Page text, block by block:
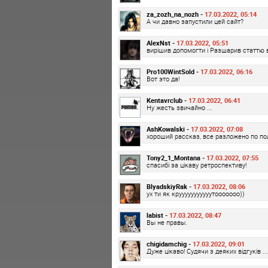
za_zozh_na_nozh - 17.03.2022, 05:14
А чи давно запустили цей сайт?
AlexNst - 17.03.2022, 05:51
вирішив допомогти і Разшарив
Pro100WintSold - 17.03.2022, 06:16
Вот это да!
Kentavrclub - 17.03.2022, 06:41
Ну жесть звичайно ...
AshKowalski - 17.03.2022, 07:08
хороший рассказ, все разложено по
Tony2_1_Montana - 17.03.2022, 07:55
спасибі за цікаву ретроспективу!
BlyadskiyRak - 17.03.2022, 08:06
ух ти як крууууууууууутооооооо))
labist - 17.03.2022, 08:47
Вы не правы.
chigidamchig - 17.03.2022, 09:01
Дуже цікаво! Судячи з деяких відгуків